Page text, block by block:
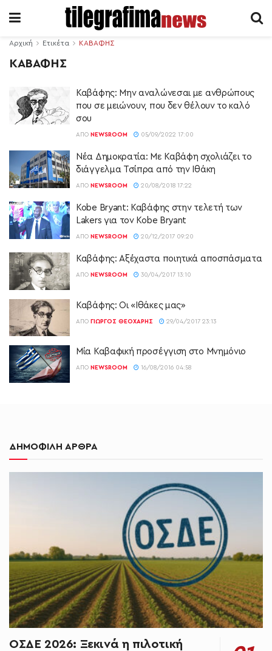
Αρχική Ετικέτα ΚΑΒΑΦΗΣ
ΚΑΒΑΦΗΣ
Καβάφης: Μην αναλώνεσαι με ανθρώπους
που σε μειώνουν, που δεν θέλουν το καλό
σου
ΑΠΌ NEWSROOM 05/09/2022 17:00
Νέα Δημοκρατία: Με Καβάφη σχολιάζει το
διάγγελμα Τσίπρα από την Ιθάκη
ΑΠΌ NEWSROOM 20/08/2018 17:22
Kobe Bryant: Καβάφης στην τελετή των
Lakers για τον Kobe Bryant
ΑΠΌ NEWSROOM 20/12/2017 09:20
Καβάφης: Αξέχαστα ποιητικά αποσπάσματα
ΑΠΌ NEWSROOM 30/04/2017 13:10
Καβάφης: Οι «Ιθάκες μας»
ΑΠΌ ΓΙΏΡΓΟΣ ΘΕΟΧΆΡΗΣ 29/04/2017 23:13
Μία Καβαφική προσέγγιση στο Μνημόνιο
ΑΠΌ NEWSROOM 16/08/2016 04:58
ΔΗΜΟΦΙΛΗ ΑΡΘΡΑ
ΟΣΔΕ 2026: Ξεκινά η πιλοτική